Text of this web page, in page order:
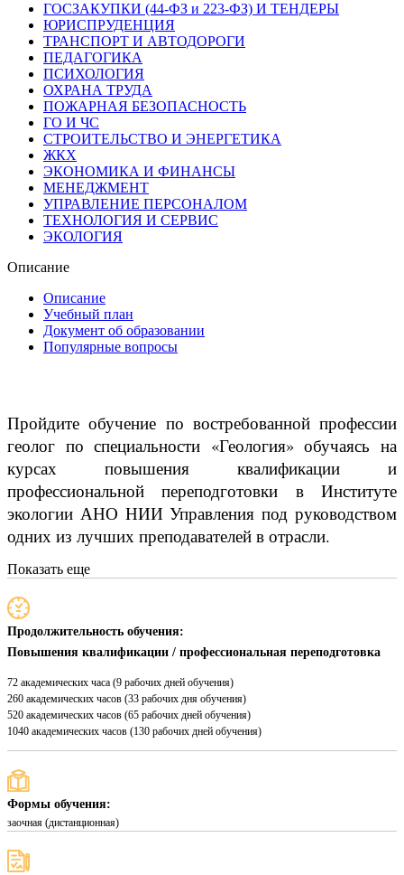
ГОСЗАКУПКИ (44-ФЗ и 223-ФЗ) И ТЕНДЕРЫ
ЮРИСПРУДЕНЦИЯ
ТРАНСПОРТ И АВТОДОРОГИ
ПЕДАГОГИКА
ПСИХОЛОГИЯ
ОХРАНА ТРУДА
ПОЖАРНАЯ БЕЗОПАСНОСТЬ
ГО И ЧС
СТРОИТЕЛЬСТВО И ЭНЕРГЕТИКА
ЖКХ
ЭКОНОМИКА И ФИНАНСЫ
МЕНЕДЖМЕНТ
УПРАВЛЕНИЕ ПЕРСОНАЛОМ
ТЕХНОЛОГИЯ И СЕРВИС
ЭКОЛОГИЯ
Описание
Описание
Учебный план
Документ об образовании
Популярные вопросы
Пройдите обучение по востребованной профессии
геолог по специальности «Геология» обучаясь на
курсах повышения квалификации и
профессиональной переподготовки в Институте
экологии АНО НИИ Управления под руководством
одних из лучших преподавателей в отрасли.
Показать еще
Продолжительность обучения:
Повышения квалификации / профессиональная переподготовка
72 академических часа (9 рабочих дней обучения)
260 академических часов (33 рабочих дня обучения)
520 академических часов (65 рабочих дней обучения)
1040 академических часов (130 рабочих дней обучения)
Формы обучения:
заочная (дистанционная)